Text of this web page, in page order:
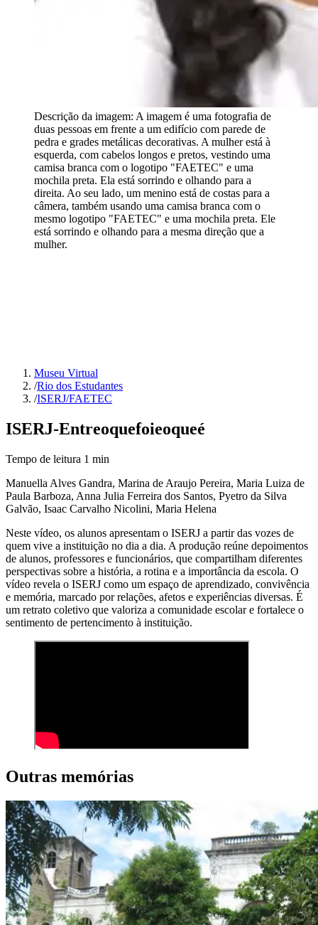
Descrição da imagem: A imagem é uma fotografia de
duas pessoas em frente a um edifício com parede de
pedra e grades metálicas decorativas. A mulher está à
esquerda, com cabelos longos e pretos, vestindo uma
camisa branca com o logotipo "FAETEC" e uma
mochila preta. Ela está sorrindo e olhando para a
direita. Ao seu lado, um menino está de costas para a
câmera, também usando uma camisa branca com o
mesmo logotipo "FAETEC" e uma mochila preta. Ele
está sorrindo e olhando para a mesma direção que a
mulher.
Museu Virtual
/Rio dos Estudantes
/ISERJ/FAETEC
ISERJ-Entreoquefoieoqueé
Tempo de leitura 1 min
Manuella Alves Gandra, Marina de Araujo Pereira, Maria Luiza de
Paula Barboza, Anna Julia Ferreira dos Santos, Pyetro da Silva
Galvão, Isaac Carvalho Nicolini, Maria Helena
Neste vídeo, os alunos apresentam o ISERJ a partir das vozes de
quem vive a instituição no dia a dia. A produção reúne depoimentos
de alunos, professores e funcionários, que compartilham diferentes
perspectivas sobre a história, a rotina e a importância da escola. O
vídeo revela o ISERJ como um espaço de aprendizado, convivência
e memória, marcado por relações, afetos e experiências diversas. É
um retrato coletivo que valoriza a comunidade escolar e fortalece o
sentimento de pertencimento à instituição.
Outras memórias